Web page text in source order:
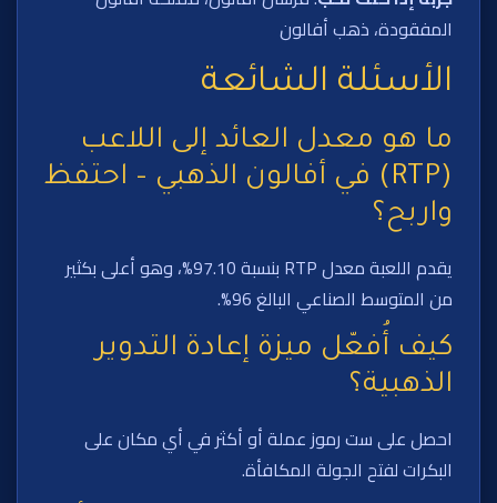
المفقودة، ذهب أفالون
الأسئلة الشائعة
ما هو معدل العائد إلى اللاعب
(RTP) في أفالون الذهبي – احتفظ
واربح؟
يقدم اللعبة معدل RTP بنسبة 97.10%، وهو أعلى بكثير
من المتوسط الصناعي البالغ 96%.
كيف أُفعّل ميزة إعادة التدوير
الذهبية؟
احصل على ست رموز عملة أو أكثر في أي مكان على
البكرات لفتح الجولة المكافأة.